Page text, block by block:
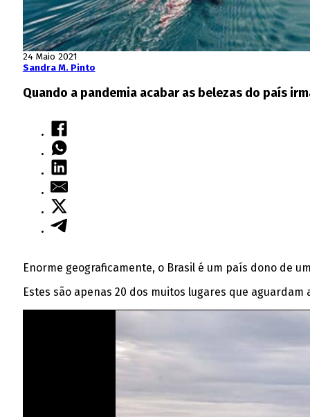
24 Maio 2021
Sandra M. Pinto
Quando a pandemia acabar as belezas do país
Enorme geograficamente, o Brasil é um país dono de
Estes são apenas 20 dos muitos lugares que aguardam